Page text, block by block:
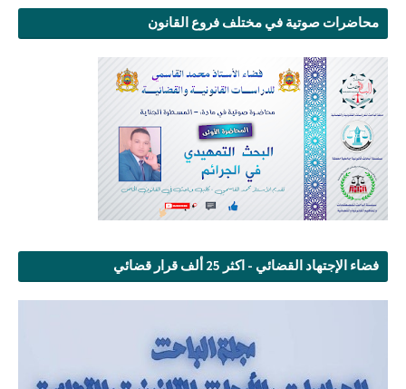
محاضرات صوتية في مختلف فروع القانون
فضاء الإجتهاد القضائي - اكثر 25 ألف قرار قضائي